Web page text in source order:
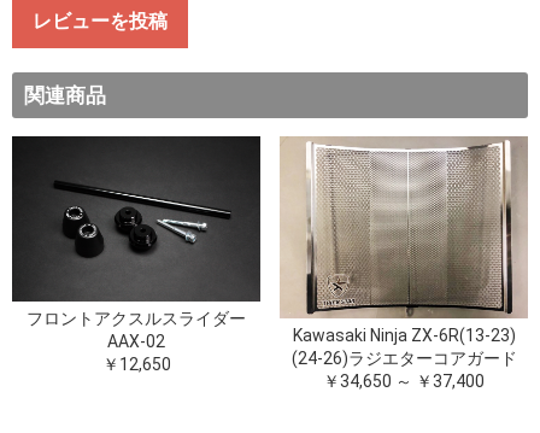
レビューを投稿
関連商品
フロントアクスルスライダー
AAX-02
￥12,650
Kawasaki Ninja ZX-6R(13-23)
(24-26)ラジエターコアガード
￥34,650 ～ ￥37,400